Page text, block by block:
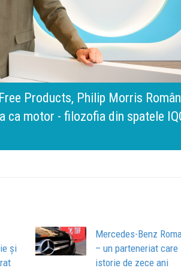
Pîrlog: Cel mai important
dar cu aceeași responsabilitate
și
Mercedes-Benz
– un parteneriat
istorie de zece ani